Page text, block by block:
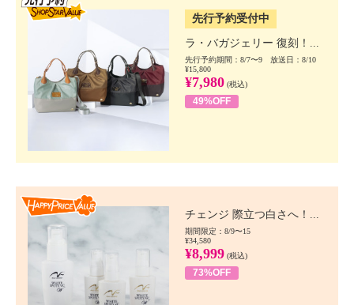
先行予約受付中
ラ・バガジェリー 復刻！...
先行予約期間：8/7〜9 放送日：8/10
¥15,800
¥7,980 (税込)
49%OFF
チェンジ 際立つ白さへ！...
期間限定：8/9〜15
¥34,580
¥8,999 (税込)
73%OFF